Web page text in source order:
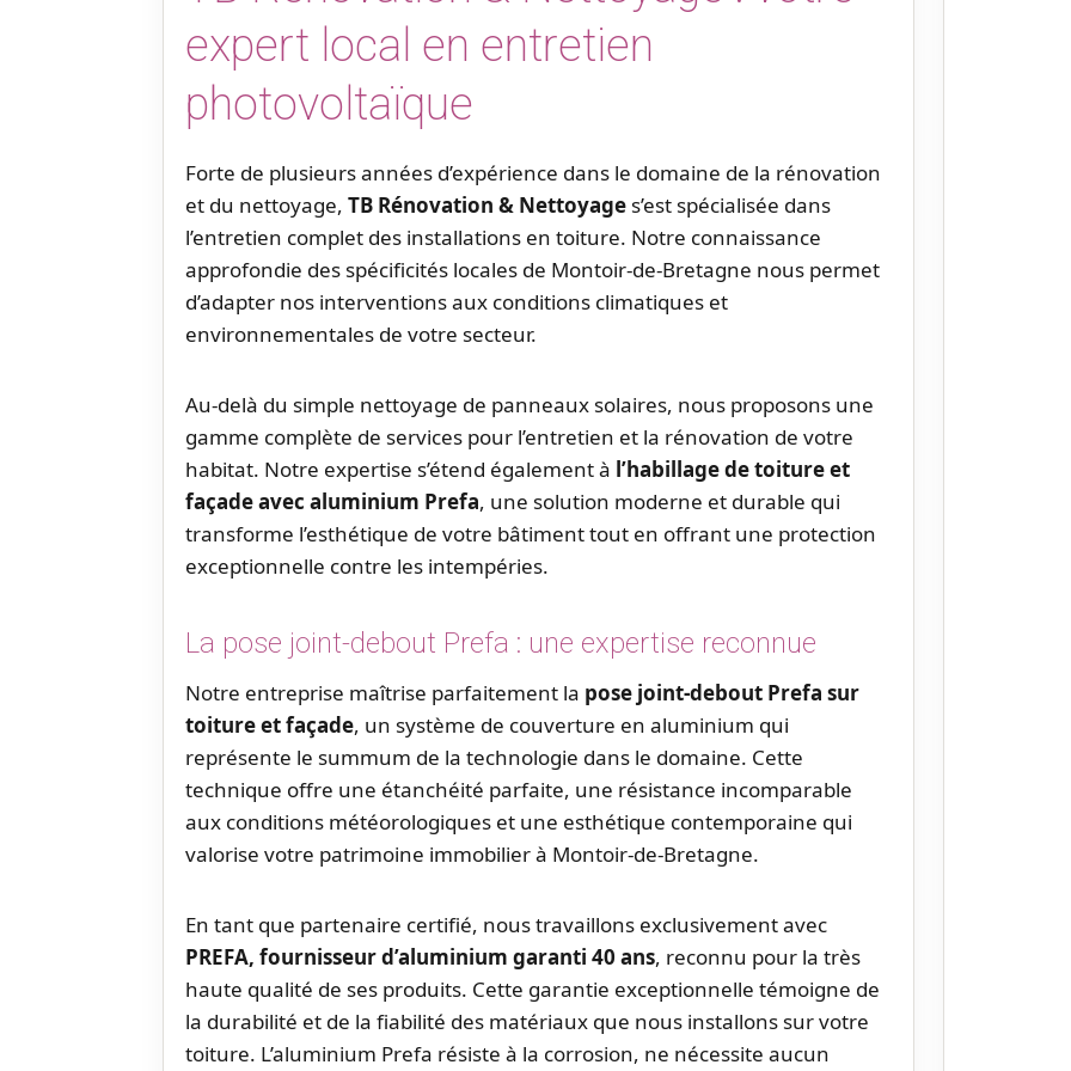
expert local en entretien
photovoltaïque
Forte de plusieurs années d’expérience dans le domaine de la rénovation
et du nettoyage, TB Rénovation & Nettoyage s’est spécialisée dans
l’entretien complet des installations en toiture. Notre connaissance
approfondie des spécificités locales de Montoir-de-Bretagne nous permet
d’adapter nos interventions aux conditions climatiques et
environnementales de votre secteur.
Au-delà du simple nettoyage de panneaux solaires, nous proposons une
gamme complète de services pour l’entretien et la rénovation de votre
habitat. Notre expertise s’étend également à l’habillage de toiture et
façade avec aluminium Prefa, une solution moderne et durable qui
transforme l’esthétique de votre bâtiment tout en offrant une protection
exceptionnelle contre les intempéries.
La pose joint-debout Prefa : une expertise reconnue
Notre entreprise maîtrise parfaitement la pose joint-debout Prefa sur
toiture et façade, un système de couverture en aluminium qui
représente le summum de la technologie dans le domaine. Cette
technique offre une étanchéité parfaite, une résistance incomparable
aux conditions météorologiques et une esthétique contemporaine qui
valorise votre patrimoine immobilier à Montoir-de-Bretagne.
En tant que partenaire certifié, nous travaillons exclusivement avec
PREFA, fournisseur d’aluminium garanti 40 ans, reconnu pour la très
haute qualité de ses produits. Cette garantie exceptionnelle témoigne de
la durabilité et de la fiabilité des matériaux que nous installons sur votre
toiture. L’aluminium Prefa résiste à la corrosion, ne nécessite aucun